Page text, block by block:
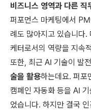
비즈니스 영역과 다른 직
퍼포먼스 마케팅에서
례도 많아지고 있습니다
케터로서의 역량을 지속
또한, 최근 AI 기술이 발
술을 활용하는데요. 퍼포
캠페인 자동화 등을 AI
었습니다. 하지만 결국